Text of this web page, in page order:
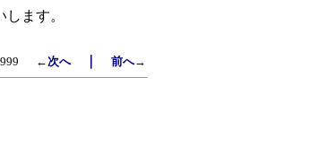
ます。
←次へ｜ 前へ→